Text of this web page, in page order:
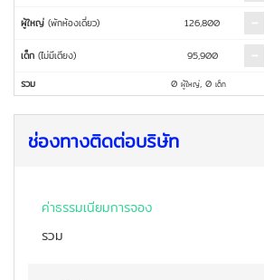
ผู้ใหญ่ (พักห้องเดี่ยว) 126,800
เด็ก (ไม่มีเตียง) 95,900
รวม
0 ผู้ใหญ่, 0 เด็ก
ช่องทางติดต่อบริษัท
ค่าธรรมเนียมการจอง
รวม